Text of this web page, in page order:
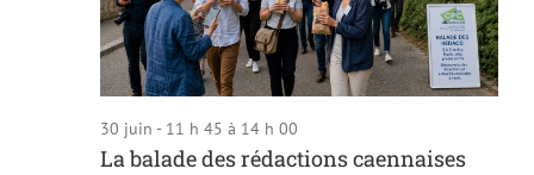
La balade des rédactions caennaises
30 juin - 11 h 45 à 14 h 00